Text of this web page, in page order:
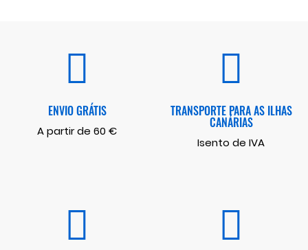
ENVIO GRÁTIS
A partir de 60 €
TRANSPORTE PARA AS ILHAS
CANÁRIAS
Isento de IVA